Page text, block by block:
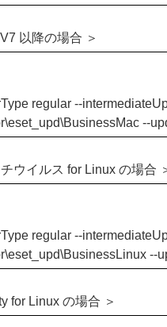
以降の場合 ＞
regular --
--
ウイルス for Linux の場合
regular --
--
for Linux の場合 ＞